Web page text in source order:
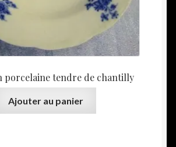
porcelaine tendre de chantilly
Ajouter au panier